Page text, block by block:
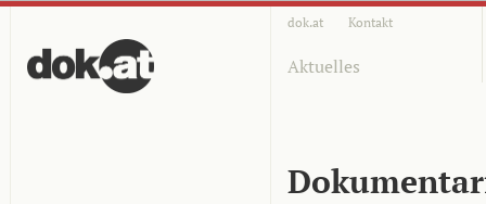
dok.at Kontakt
Aktuelles